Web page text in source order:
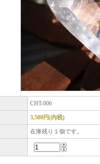
CHT-006
3,500円(内税)
在庫残り１個です。